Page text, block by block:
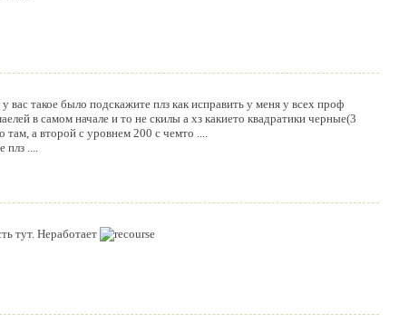
вас такое было подскажите плз как исправить у меня у всех проф
в самом начале и то не скилы а хз какието квадратики черные(3
там, а второй с уровнем 200 с чемто ....
плз ....
тут. Неработает